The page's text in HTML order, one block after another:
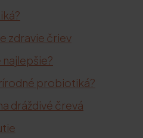
zdravie čriev
probiotiká?
dráždivé črevá